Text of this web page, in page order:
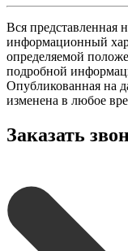
Вся представленная
информационный
определяемой
подробной
Опубликованная на
изменена в любое
Заказать